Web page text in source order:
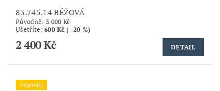
83.745.14 BÉŽOVÁ
Původně: 3 000 Kč
Ušetříte:600 Kč (–20 %)
2 400 Kč DETAIL
Výprodej